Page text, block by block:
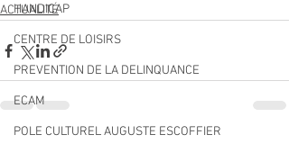
HANDICAP
CENTRE DE LOISIRS
PREVENTION DE LA DELINQUANCE
ECAM
POLE CULTUREL AUGUSTE ESCOFFIER
ACTUALITÉ